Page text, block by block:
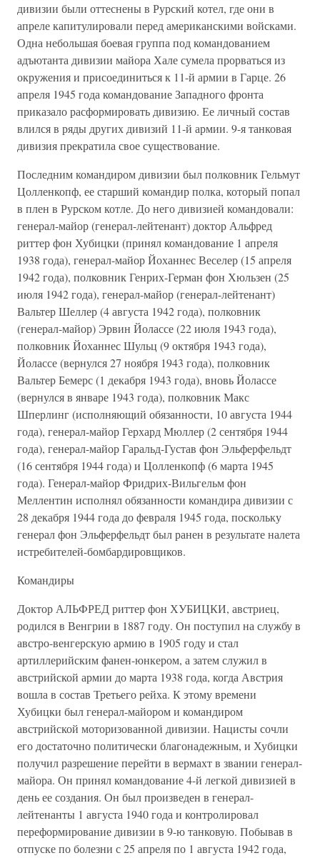
дивизии были оттеснены в Рурский котел, где они в
апреле капитулировали перед американскими войсками.
Одна небольшая боевая группа под командованием
адъютанта дивизии майора Хале сумела прорваться из
окружения и присоединиться к 11-й армии в Гарце. 26
апреля 1945 года командование Западного фронта
приказало расформировать дивизию. Ее личный состав
влился в ряды других дивизий 11-й армии. 9-я танковая
дивизия прекратила свое существование.
Последним командиром дивизии был полковник Гельмут
Цолленкопф, ее старший командир полка, который попал
в плен в Рурском котле. До него дивизией командовали:
генерал-майор (генерал-лейтенант) доктор Альфред
риттер фон Хубицки (принял командование 1 апреля
1938 года), генерал-майор Йоханнес Веселер (15 апреля
1942 года), полковник Генрих-Герман фон Хюльзен (25
июля 1942 года), генерал-майор (генерал-лейтенант)
Вальтер Шеллер (4 августа 1942 года), полковник
(генерал-майор) Эрвин Йолассе (22 июля 1943 года),
полковник Йоханнес Шульц (9 октября 1943 года),
Йолассе (вернулся 27 ноября 1943 года), полковник
Вальтер Бемерс (1 декабря 1943 года), вновь Йолассе
(вернулся в январе 1943 года), полковник Макс
Шперлинг (исполняющий обязанности, 10 августа 1944
года), генерал-майор Герхард Мюллер (2 сентября 1944
года), генерал-майор Гаральд-Густав фон Эльферфельдт
(16 сентября 1944 года) и Цолленкопф (6 марта 1945
года). Генерал-майор Фридрих-Вильгельм фон
Меллентин исполнял обязанности командира дивизии с
28 декабря 1944 года до февраля 1945 года, поскольку
генерал фон Эльферфельдт был ранен в результате налета
истребителей-бомбардировщиков.
Командиры
Доктор АЛЬФРЕД риттер фон ХУБИЦКИ, австриец,
родился в Венгрии в 1887 году. Он поступил на службу в
австро-венгерскую армию в 1905 году и стал
артиллерийским фанен-юнкером, а затем служил в
австрийской армии до марта 1938 года, когда Австрия
вошла в состав Третьего рейха. К этому времени
Хубицки был генерал-майором и командиром
австрийской моторизованной дивизии. Нацисты сочли
его достаточно политически благонадежным, и Хубицки
получил разрешение перейти в вермахт в звании генерал-
майора. Он принял командование 4-й легкой дивизией в
день ее создания. Он был произведен в генерал-
лейтенанты 1 августа 1940 года и контролировал
переформирование дивизии в 9-ю танковую. Побывав в
отпуске по болезни с 25 апреля по 1 августа 1942 года,